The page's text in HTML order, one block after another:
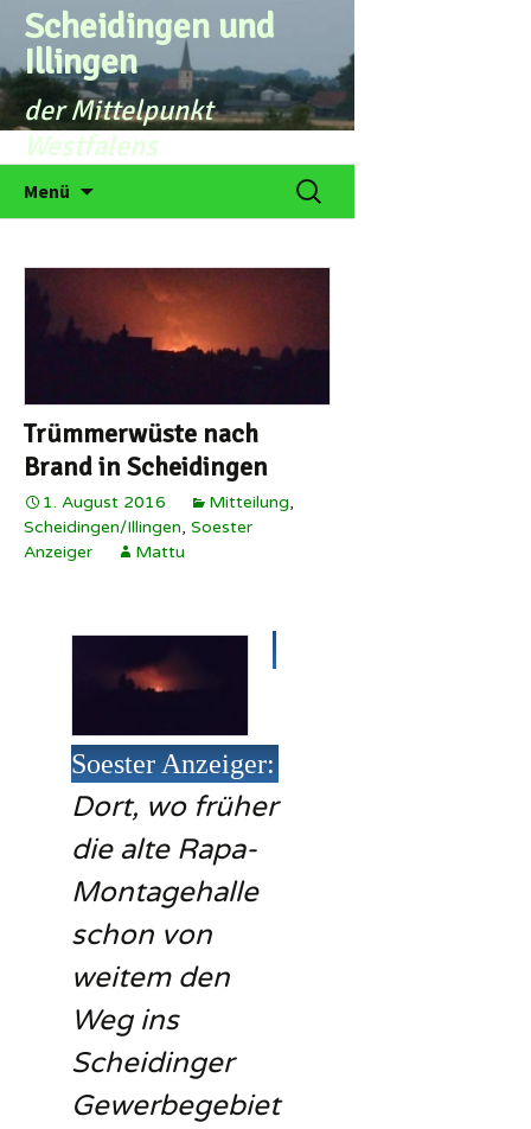
Zum
Inhalt
springen
Scheidingen und
Illingen
der Mittelpunkt
Westfalens
Menü
Suchen
nach:
Trümmerwüste nach
Brand in Scheidingen
1. August 2016 Mitteilung,
Scheidingen/Illingen, Soester
Anzeiger
Mattu
Soester Anzeiger:
Dort, wo früher
die alte Rapa-
Montagehalle
schon von
weitem den
Weg ins
Scheidinger
Gewerbegebiet